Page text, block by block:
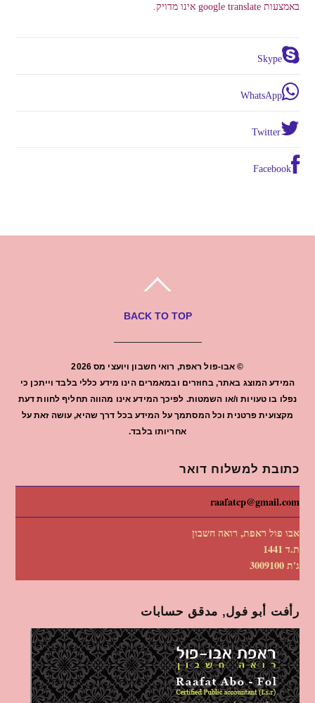
באמצעות google translate אינו מדויק.
Skype
WhatsApp
Twitter
Facebook
BACK TO TOP
© אבו-פול ראפת, רואי חשבון ויועצי מס2026
המידע המוצג באתר, בחוזרים ובמאמרים הינו מידע כללי בלבד וייתכן כי
נפלו בו טעויות ו/או השמטות. לפיכך המידע אינו מהווה תחליף לחוות דעת
מקצועית פרטנית וכל המסתמך על המידע בכל דרך שהיא, עושה זאת על
אחריותו בלבד.
כתובת למשלוח דואר
raafatcp@gmail.com
אבו פול ראפת, רואה חשבון
ת.ד 1441
ג'ת 3009100
رأفت أبو فول, مدقق حسابات